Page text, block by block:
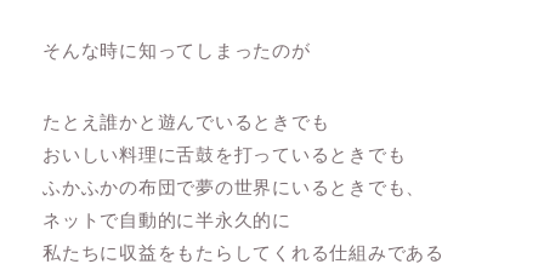
そんな時に知ってしまったのが
たとえ誰かと遊んでいるときでも
おいしい料理に舌鼓を打っているときでも
ふかふかの布団で夢の世界にいるときでも、
ネットで自動的に半永久的に
私たちに収益をもたらしてくれる仕組みである